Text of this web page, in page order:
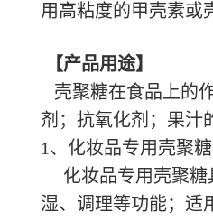
用高粘度的甲壳素或
【产品用途】
壳聚糖在食品上的
剂；抗氧化剂；果汁
1、化妆品专用壳聚糖
化妆品专用壳聚糖
湿、调理等功能；适